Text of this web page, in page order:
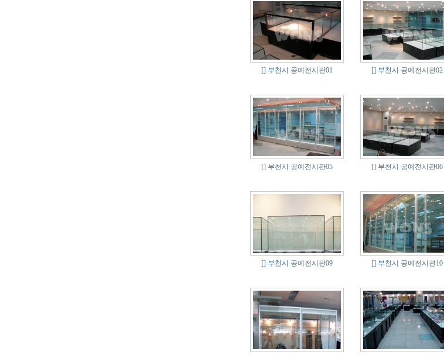
[] 부천시 공예전시관01 [] 부천시 공예전시관02
[] 부천시 공예전시관05 [] 부천시 공예전시관06
[] 부천시 공예전시관09 [] 부천시 공예전시관10